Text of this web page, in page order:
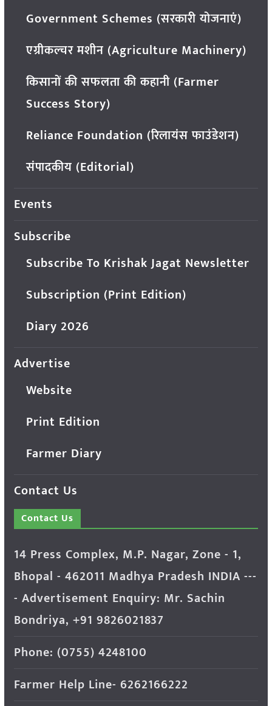
Government Schemes (सरकारी योजनाएं)
एग्रीकल्चर मशीन (Agriculture Machinery)
किसानों की सफलता की कहानी (Farmer
Success Story)
Reliance Foundation (रिलायंस फाउंडेशन)
संपादकीय (Editorial)
Events
Subscribe
Subscribe To Krishak Jagat Newsletter
Subscription (Print Edition)
Diary 2026
Advertise
Website
Print Edition
Farmer Diary
Contact Us
Contact Us
14 Press Complex, M.P. Nagar, Zone - 1,
Bhopal - 462011 Madhya Pradesh INDIA ---
- Advertisement Enquiry: Mr. Sachin
Bondriya, +91 9826021837
Phone: (0755) 4248100
Farmer Help Line- 6262166222